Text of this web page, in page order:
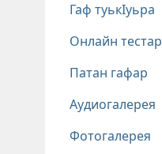
Гаф туькIуьра
Онлайн тестар
Патан гафар
Аудиогалерея
Фотогалерея